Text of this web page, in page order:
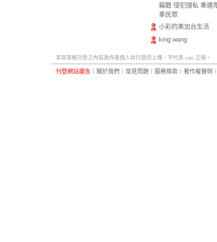
竊聽 侵犯隱私 牽連
辜民眾
小彩的美加台生活
king wang
本部落格刊登之內容為作者個人自行提供上傳，不代表 udn 立場。
刊登網站廣告 關於我們 常見問題 服務條款 著作權聲明